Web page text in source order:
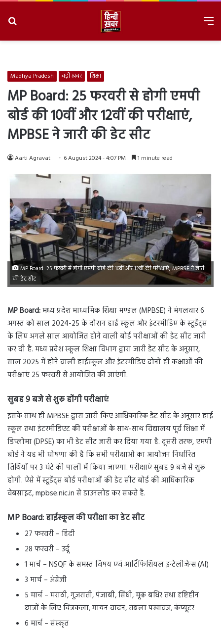
Madhya Pradesh बड़ी ख़बर शिक्षा
MP Board: 25 फरवरी से होगी एमपी
बोर्ड की 10वीं और 12वीं की परीक्षाएं,
MPBSE ने जारी की डेट सीट
Aarti Agravat 6 August 2024 - 4:07 PM 1 minute read
MP Board: 25 फरवरी से होगी एमपी बोर्ड की 10वीं और 12वीं की परीक्षाएं, MPBSE ने जारी
की डेट सीट
MP Board:मध्य प्रदेश माध्यमिक शिक्षा मण्डल (MPBSE) ने मंगलवार 6
अगस्त को साल 2024-25 के दौरान हाई स्कूल और इंटरमीडिए के स्टूडेंट्स
के लिए अगले साल आयोजित होने वाली बोर्ड परीक्षाओं की डेट सीट जारी
कर दी है. मध्य प्रदेश स्कूल शिक्षा विभाग द्वारा जारी डेट सीट के अनुसार,
साल 2025 में होने वाली हाईस्कूल और इंटरमीडिए दोनों ही कक्षाओं की
परीक्षाएं 25 फरवरी से आयोजित की जाएंगी.
सुबह 9 बजे से शुरू होंगी परीक्षाएं
इसके साथ ही MPBSE द्वारा जारी किए आधिकारिक डेट सीट के अनुसार हाई
स्कूल तथा इंटरमीडिएट की परीक्षाओं के साथ-साथ विद्यालय पूर्व शिक्षा में
डिप्लोमा (DPSE) का भी डेट सीट जारी कर दिया गया है. दूसरी तरफ, एमपी
बोर्ड ने यह भी घोषणा की है कि सभी परीक्षाओं का आयोजन निर्धारित
तिथियों पर 3 घंटे की पाली में किया जाएगा. परीक्षाएं सुबह 9 बजे से शुरू
होगी. ऐसे में स्टूडेंट्स बोर्ड परीक्षाओं की डेट सीट बोर्ड की आधिकारिक
वेबसाइट, mpbse.nic.in से डाउनलोड कर सकते हैं.
MP Board:हाईस्कूल की परीक्षा का डेट सीट
27 फरवरी – हिंदी
28 फरवरी – उर्दू
1 मार्च – NSQF के समस्त विषय एवं आर्टिफिशियल इन्टेलीजेन्स (AI)
3 मार्च – अंग्रेजी
5 मार्च – मराठी, गुजराती, पंजाबी, सिंधी, मूक बधिर तथा दृष्टिहीन
छात्रों के लिए चित्रकला, गायन वादन, तबला पखावज, कंप्यूटर
6 मार्च – संस्कृत